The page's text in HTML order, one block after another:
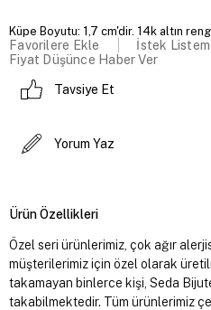
Küpe Boyutu: 1,7 cm'dir. 14k altın
Favorilere Ekle
İstek
Fiyat Düşünce Haber Ver
Tavsiye Et
Yorum Yaz
Ürün Özellikleri
Özel seri ürünlerimiz, çok ağır
müşterilerimiz için özel olarak
takamayan binlerce kişi, Seda
takabilmektedir. Tüm ürünlerimiz